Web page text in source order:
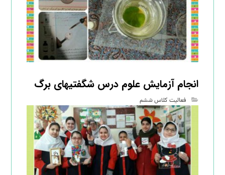
انجام آزمایش علوم درس شگفتیهای برگ
فعالیت کلاس ششم